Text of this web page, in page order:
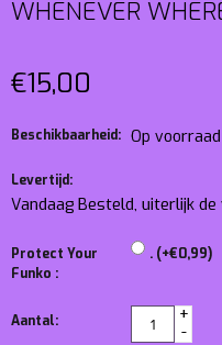
WHENEVER
€15,00
Beschikbaarheid: Op voorraad
Levertijd:
Vandaag Besteld, uiterlijk
Protect Your
Funko :
. (+€0,99)
Aantal:
+
-